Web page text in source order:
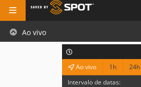
Ao vivo
Ao vivo 1h 24h
Intervalo de datas: